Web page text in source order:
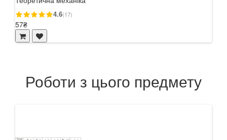
4.6(17)
57₴
Роботи з цього предмету